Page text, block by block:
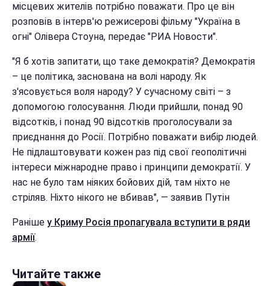
місцевих жителів потрібно поважати. Про це він
розповів в інтерв'ю режисерові фільму "Україна в
огні" Олівера Стоуна, передає "РИА Новости".
"Я б хотів запитати, що таке демократія? Демократія
– це політика, заснована на волі народу. Як
з'ясовується воля народу? У сучасному світі – з
допомогою голосування. Люди прийшли, понад 90
відсотків, і понад 90 відсотків проголосували за
приєднання до Росії. Потрібно поважати вибір людей.
Не підлаштовувати кожен раз під свої геополітичні
інтереси міжнародне право і принципи демократії. У
нас не було там ніяких бойових дій, там ніхто не
стріляв. Ніхто нікого не вбивав", — заявив Путін
Раніше у Криму Росія пропагувала вступити в ряди
армії.
Читайте также